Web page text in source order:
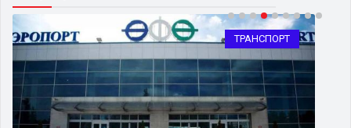
ОБЩЕСТВО